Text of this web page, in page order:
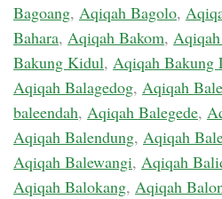
Bagoang, Aqiqah Bagolo,
Bahara, Aqiqah Bakom,
Bakung Kidul, Aqiqah Bakung
Aqiqah Balagedog, Aqiqah
baleendah, Aqiqah Balegede,
Aqiqah Balendung, Aqiqah
Aqiqah Balewangi, Aqiqah
Aqiqah Balokang, Aqiqah